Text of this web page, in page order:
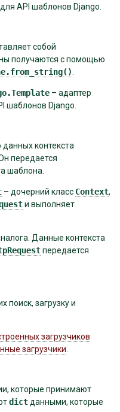
для API шаблонов Django.
собой
получаются с помощью
.
– адаптер
шаблонов Django.
контекста
передается
шаблона.
– дочерний класс Context,
и выполняет
Данные контекста
передается
поиск, загрузку и
загрузчиков
загрузчики.
которые принимают
dictданными, которые